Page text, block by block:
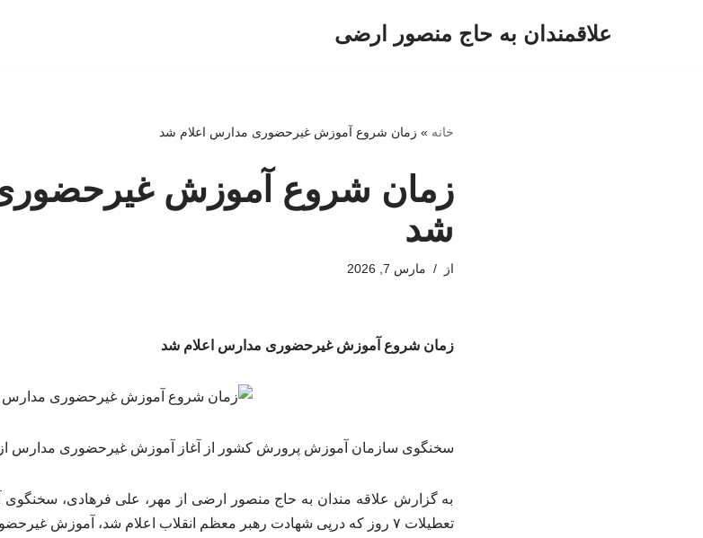
علاقمندان به حاج منصور ارضی
خانه » زمان شروع آموزش غیرحضوری مدارس اعلام شد
زمان شروع آموزش
شد
از مارس 7, 2026
زمان شروع آموزش غیرحضوری مدارس اعلام شد
سخنگوی سازمان آموزش پرورش کشور از آغاز آموزش غیرحضوری مدارس از
به گزارش علاقه مندان به حاج منصور ارضی از مهر، علی فرهادی، سخنگوی
تعطیلات ۷ روز که درپی شهادت رهبر معظم انقلاب اعلام شد، آموزش غیرحضوری مدارس آغاز می‌شود.